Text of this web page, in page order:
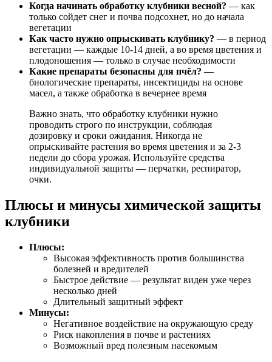
Когда начинать обработку клубники весной? — как
только сойдет снег и почва подсохнет, но до начала
вегетации
Как часто нужно опрыскивать клубнику? — в период
вегетации — каждые 10-14 дней, а во время цветения и
плодоношения — только в случае необходимости
Какие препараты безопасны для пчёл? —
биологические препараты, инсектициды на основе
масел, а также обработка в вечернее время
Важно знать, что обработку клубники нужно
проводить строго по инструкции, соблюдая
дозировку и сроки ожидания. Никогда не
опрыскивайте растения во время цветения и за 2-3
недели до сбора урожая. Используйте средства
индивидуальной защиты — перчатки, респиратор,
очки.
Плюсы и минусы химической защиты
клубники
Плюсы:
Высокая эффективность против большинства
болезней и вредителей
Быстрое действие — результат виден уже через
несколько дней
Длительный защитный эффект
Минусы:
Негативное воздействие на окружающую среду
Риск накопления в почве и растениях
Возможный вред полезным насекомым